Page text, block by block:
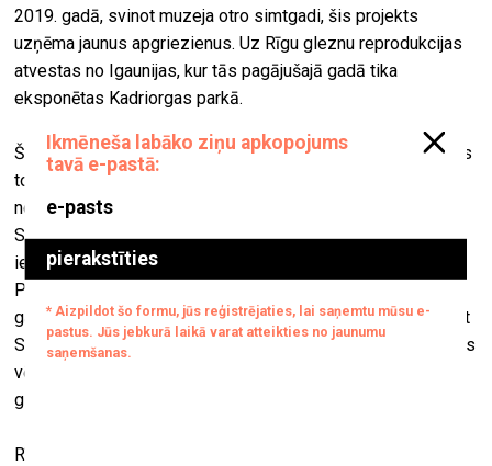
2019. gadā, svinot muzeja otro simtgadi, šis projekts
uzņēma jaunus apgriezienus. Uz Rīgu gleznu reprodukcijas
atvestas no Igaunijas, kur tās pagājušajā gadā tika
eksponētas Kadriorgas parkā.
Šo brīvdabas izstādi veido gleznu lielformāta reprodukcijas
to oriģinālajā izmērā (mērogā 1:1), rūpīgi atlasot
nozīmīgākos meistardarbus no Prado muzeja kolekcijas.
Skatītājs var doties nelielā ceļojumā, gūstot hronoloģisku
ieskatu par dažādajām glezniecības skolām, kuras veido
Prado muzeja māksliniecisko panorāmu, sākot no 12.
gadsimta līdz pat 20. gadsimta pašam sākumam, iepazīstot
Spānijas un Eiropas vēsturi, kā arī vispārēju rietumu mākslas
vēsturi caur spāņu, itāļu, flāmu, franču, vācu un holandiešu
glezniecības lielmeistaru darbiem.
Rīgā būs skatāmi piecdesmit darbi, kurus gleznojuši tādi